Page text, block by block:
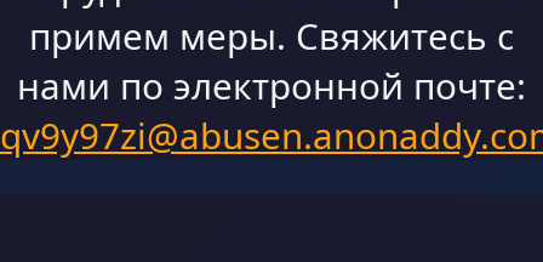
примем меры. Свяжитесь с
нами по электронной почте: